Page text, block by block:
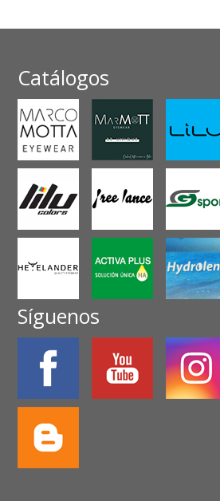
Catálogos
Síguenos